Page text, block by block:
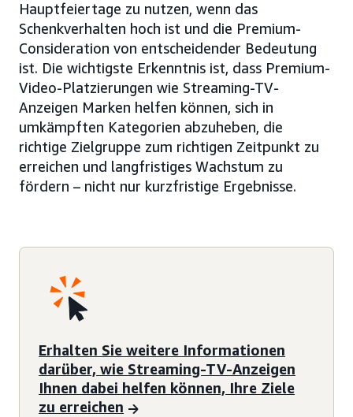
Hauptfeiertage zu nutzen, wenn das
Schenkverhalten hoch ist und die Premium-
Consideration von entscheidender Bedeutung
ist. Die wichtigste Erkenntnis ist, dass Premium-
Video-Platzierungen wie Streaming-TV-
Anzeigen Marken helfen können, sich in
umkämpften Kategorien abzuheben, die
richtige Zielgruppe zum richtigen Zeitpunkt zu
erreichen und langfristiges Wachstum zu
fördern – nicht nur kurzfristige Ergebnisse.
Erhalten Sie weitere Informationen
darüber, wie Streaming-TV-Anzeigen
Ihnen dabei helfen können, Ihre Ziele
zu erreichen